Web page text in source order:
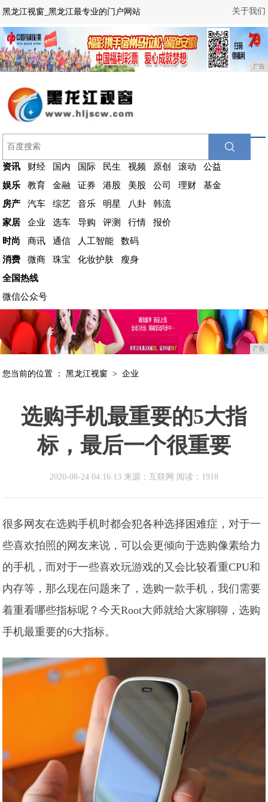
关于我们
黑龙江视窗_黑龙江最专业的门户网站
广告
资讯 财经 国内 国际 民生 视频 原创 滚动
公益
娱乐
教育 金融 证券 港股 美股 公司 理财
基金
房产
汽车 综艺 音乐 明星 八卦
韩流
家居
企业 选车 导购 评测 行情
报价
时尚
商讯 通信 人工智能
数码
消费
微商 珠宝 化妆护肤
瘦身
全国热线
微信公众号
广告
您当前的位置 ：黑龙江视窗 >企业
选购手机最重要的5大指
标，最后一个很重要
2020-08-24 04:16:13 来源：互联网 阅读：1918
很多网友在选购手机时都会犯各种选择困难症，对于一
些喜欢拍照的网友来说，可以会更倾向于选购像素给力
的手机，而对于一些喜欢玩游戏的又会比较看重CPU和
内存等，那么现在问题来了，选购一款手机，我们需要
着重看哪些指标呢？今天Root大师就给大家聊聊，选购
手机最重要的6大指标。